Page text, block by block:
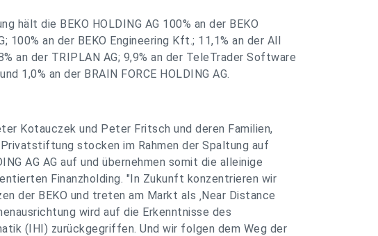
hält die BEKO HOLDING AG 100% an der BEKO
100% an der BEKO Engineering Kft.; 11,1% an der All
an der TRIPLAN AG; 9,9% an der TeleTrader Software
1,0% an der BRAIN FORCE HOLDING AG.
Kotauczek und Peter Fritsch und deren Familien,
stocken im Rahmen der Spaltung auf
AG AG auf und übernehmen somit die alleinige
Finanzholding. "In Zukunft konzentrieren wir
der BEKO und treten am Markt als ‚Near Distance
wird auf die Erkenntnisse des
(IHI) zurückgegriffen. Und wir folgen dem Weg der